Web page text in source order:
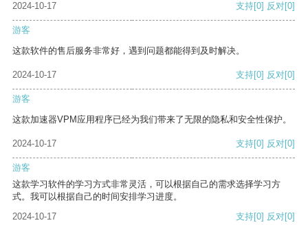
2024-10-17 支持[0] 反对[0]
游客
这款软件的售后服务非常好，遇到问题都能得到及时解决。
2024-10-17 支持[0] 反对[0]
游客
这款加速器VPM应用程序已经为我们带来了无限的隐私和安全性保护。
2024-10-17 支持[0] 反对[0]
游客
这款学习软件的学习方式非常灵活，可以根据自己的需求选择学习方
式。我可以根据自己的时间安排学习进度。
2024-10-17
支持[0] 反对[0]